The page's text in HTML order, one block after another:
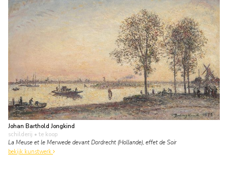
Johan Barthold Jongkind
schilderij • te koop
La Meuse et le Merwede devant Dordrecht (Hollande), effet de Soir
bekijk kunstwerk